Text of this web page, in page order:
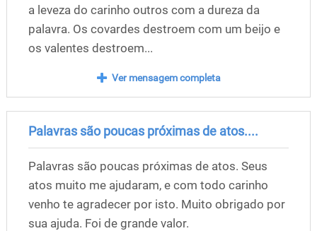
a leveza do carinho outros com a dureza da
palavra. Os covardes destroem com um beijo e
os valentes destroem...
Ver mensagem completa
Palavras são poucas próximas de atos....
Palavras são poucas próximas de atos. Seus
atos muito me ajudaram, e com todo carinho
venho te agradecer por isto. Muito obrigado por
sua ajuda. Foi de grande valor.